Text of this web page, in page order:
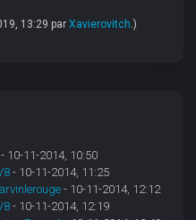
13:29 par Xavierovitch.)
- 10-11-2014, 10:50
- 10-11-2014, 11:25
- 10-11-2014, 12:12
- 10-11-2014, 12:19